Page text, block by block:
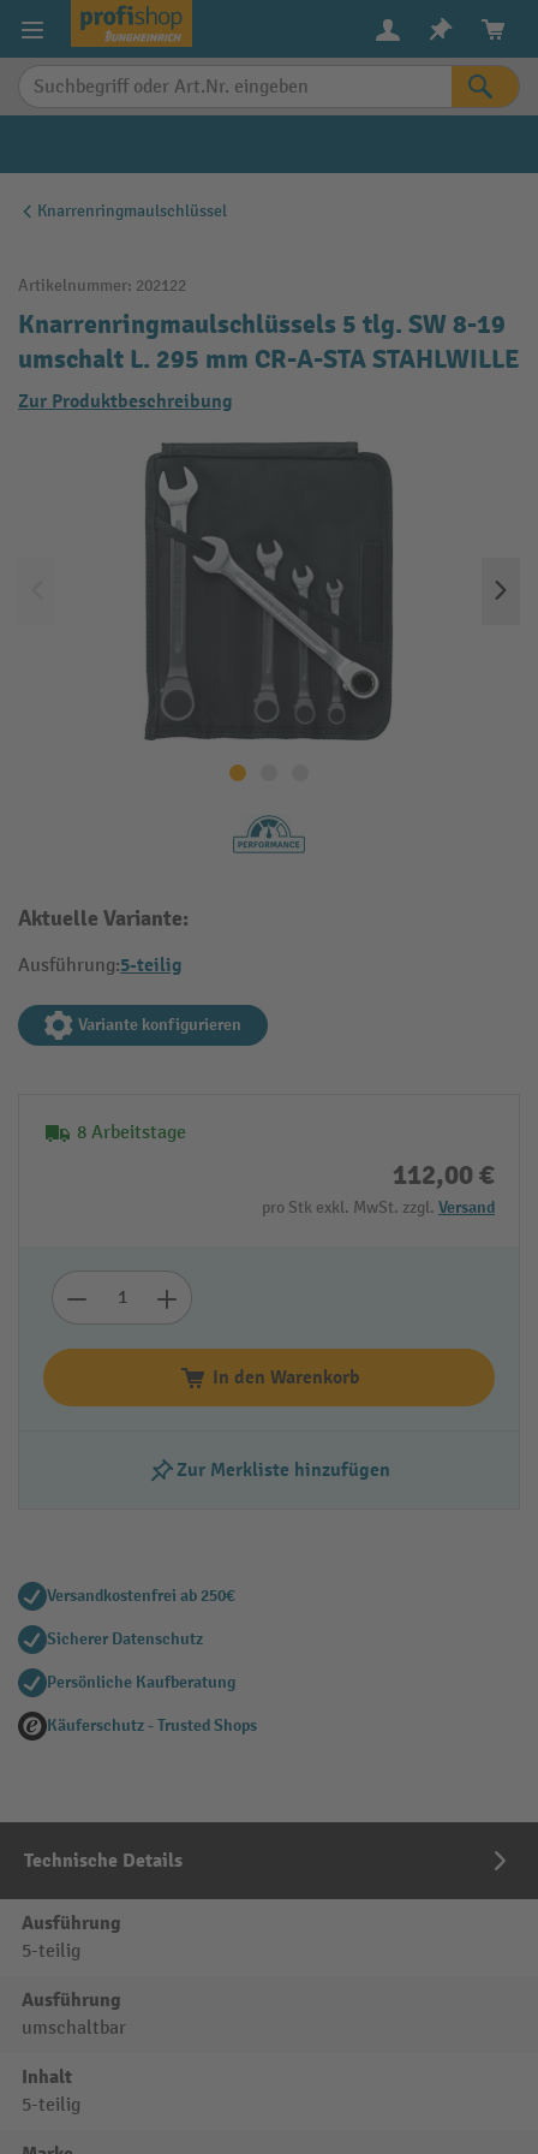
springen
Knarrenringmaulschlüssel
Artikelnummer: 202122
Knarrenringmaulschlüssels 5 tlg. SW 8-19
umschalt L. 295 mm CR-A-STA STAHLWILLE
Zur Produktbeschreibung
Aktuelle Variante:
Ausführung:5-teilig
Variante konfigurieren
8 Arbeitstage
112,00 €
pro Stk exkl. MwSt. zzgl. Versand
In den Warenkorb
Zur Merkliste hinzufügen
Versandkostenfrei ab 250€
Sicherer Datenschutz
Persönliche Kaufberatung
Käuferschutz - Trusted Shops
Technische Details
Ausführung
5-teilig
Ausführung
umschaltbar
Inhalt
5-teilig